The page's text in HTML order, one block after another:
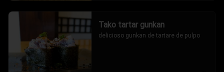
Tako tartar gunkan
delicioso gunkan de tartare de pulpo